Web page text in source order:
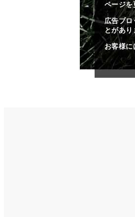
ページを
広告ブロ
とがあり
お客様に